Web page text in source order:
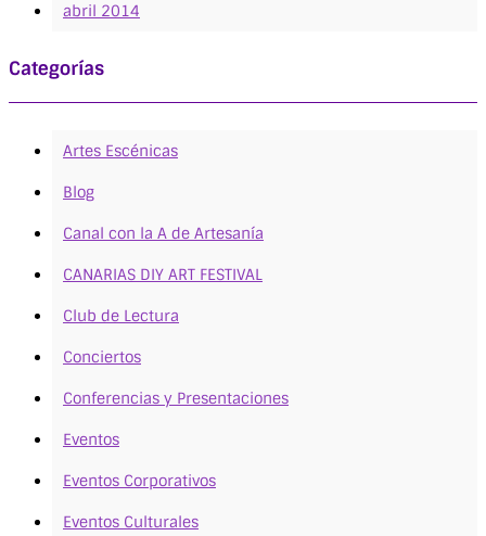
abril 2014
Categorías
Artes Escénicas
Blog
Canal con la A de Artesanía
CANARIAS DIY ART FESTIVAL
Club de Lectura
Conciertos
Conferencias y Presentaciones
Eventos
Eventos Corporativos
Eventos Culturales